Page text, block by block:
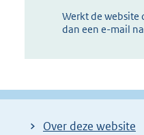
Werkt de website
dan een e-mail
Over deze website